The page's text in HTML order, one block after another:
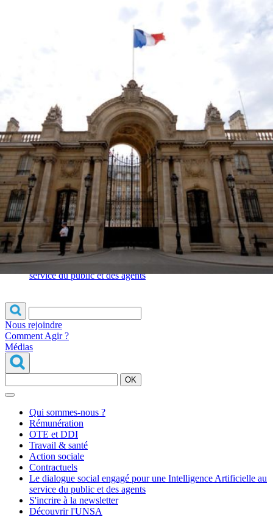
sommes-
nous ?
S'inscrire à
newsletter
Découvrir
l'UNSA
Rémunération
OTE et DDI
|
Travail & santé
|
Action sociale
Contractuels
|
Le dialogue social engagé pour une Intelligence Artificielle au
service du public et des agents
Nous rejoindre
Comment Agir ?
Médias
OK
Qui sommes-nous ?
Rémunération
OTE et DDI
Travail & santé
Action sociale
Contractuels
Le dialogue social engagé pour une Intelligence Artificielle au
service du public et des agents
S'incrire à la newsletter
Découvrir l'UNSA